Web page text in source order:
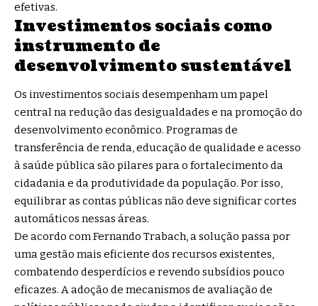
efetivas.
Investimentos sociais como
instrumento de
desenvolvimento sustentável
Os investimentos sociais desempenham um papel
central na redução das desigualdades e na promoção do
desenvolvimento econômico. Programas de
transferência de renda, educação de qualidade e acesso
à saúde pública são pilares para o fortalecimento da
cidadania e da produtividade da população. Por isso,
equilibrar as contas públicas não deve significar cortes
automáticos nessas áreas.
De acordo com Fernando Trabach, a solução passa por
uma gestão mais eficiente dos recursos existentes,
combatendo desperdícios e revendo subsídios pouco
eficazes. A adoção de mecanismos de avaliação de